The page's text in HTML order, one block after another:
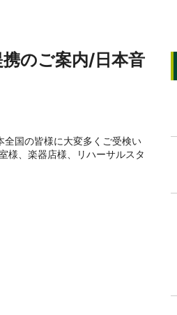
携のご案内/日本音
国の皆様に大変多くご受検い
様、楽器店様、リハーサルスタ